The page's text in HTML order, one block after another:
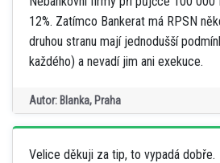
12%. Zatímco Bankerat má RPSN
druhou stranu mají jednodušší
každého) a nevadí jim ani exekuce.
Autor: Blanka, Praha
Velice děkuji za tip, to vypadá dobře.